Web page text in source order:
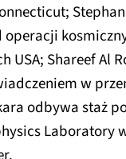
USA; Shareef Al
w
odbywa staż
Laboratory